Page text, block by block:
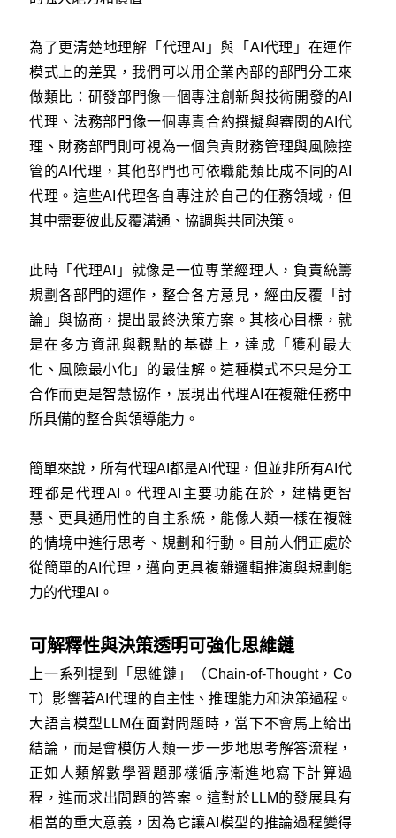
為了更清楚地理解「代理AI」與「AI代理」在運作
模式上的差異，我們可以用企業內部的部門分工來
做類比：研發部門像一個專注創新與技術開發的AI
代理、法務部門像一個專責合約撰擬與審閱的AI代
理、財務部門則可視為一個負責財務管理與風險控
管的AI代理，其他部門也可依職能類比成不同的AI
代理。這些AI代理各自專注於自己的任務領域，但
其中需要彼此反覆溝通、協調與共同決策。
此時「代理AI」就像是一位專業經理人，負責統籌
規劃各部門的運作，整合各方意見，經由反覆「討
論」與協商，提出最終決策方案。其核心目標，就
是在多方資訊與觀點的基礎上，達成「獲利最大
化、風險最小化」的最佳解。這種模式不只是分工
合作而更是智慧協作，展現出代理AI在複雜任務中
所具備的整合與領導能力。
簡單來說，所有代理AI都是AI代理，但並非所有AI代
理都是代理AI。代理AI主要功能在於，建構更智
慧、更具通用性的自主系統，能像人類一樣在複雜
的情境中進行思考、規劃和行動。目前人們正處於
從簡單的AI代理，邁向更具複雜邏輯推演與規劃能
力的代理AI。
可解釋性與決策透明可強化思維鏈
上一系列提到「思維鏈」（Chain-of-Thought，Co
T）影響著AI代理的自主性、推理能力和決策過程。
大語言模型LLM在面對問題時，當下不會馬上給出
結論，而是會模仿人類一步一步地思考解答流程，
正如人類解數學習題那樣循序漸進地寫下計算過
程，進而求出問題的答案。這對於LLM的發展具有
相當的重大意義，因為它讓AI模型的推論過程變得